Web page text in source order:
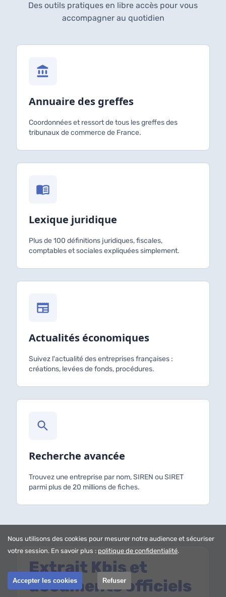
Des outils pratiques en libre accès pour vous
accompagner au quotidien
Annuaire des greffes
Coordonnées et ressort de tous les greffes des
tribunaux de commerce de France.
Lexique juridique
Plus de 100 définitions juridiques, fiscales,
comptables et sociales expliquées simplement.
Actualités économiques
Suivez l'actualité des entreprises françaises :
créations, levées de fonds, procédures.
Recherche avancée
Trouvez une entreprise par nom, SIREN ou SIRET
parmi plus de 20 millions de fiches.
Extrait Kbis et
documents officiels
Nous utilisons des cookies pour mesurer notre audience et sécuriser
votre session. En savoir plus : politique de confidentialité.
Accepter les cookies Refuser